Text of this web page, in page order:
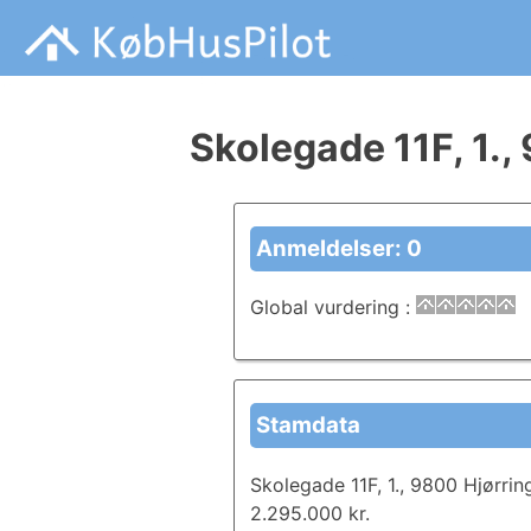
content
Hvad Er Ikke Med I En salgsopstilling, Tilstandsrapport,
Købhuspilot handler om anmeldelser i forbindelse med
Skolegade 11F,
Anmeldelser: 0
Global vurdering :
Stamdata
Skolegade 11F, 1., 9800
2.295.000 kr.